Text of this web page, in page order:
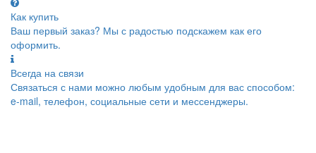
Как купить
Ваш первый заказ? Мы с радостью подскажем как его
оформить.
Всегда на связи
Связаться с нами можно любым удобным для вас способом:
e-mail, телефон, социальные сети и мессенджеры.